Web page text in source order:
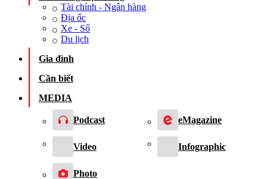
Tài chính - Ngân hàng
Địa ốc
Xe - Số
Du lịch
Gia đình
Cần biết
MEDIA
Podcast eMagazine
Video Infographic
Photo